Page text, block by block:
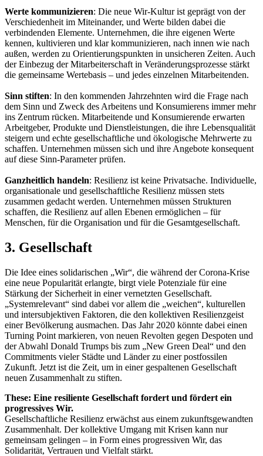
Werte kommunizieren: Die neue Wir-Kultur ist geprägt von der
Verschiedenheit im Miteinander, und Werte bilden dabei die
verbindenden Elemente. Unternehmen, die ihre eigenen Werte
kennen, kultivieren und klar kommunizieren, nach innen wie nach
außen, werden zu Orientierungspunkten in unsicheren Zeiten. Auch
der Einbezug der Mitarbeiterschaft in Veränderungsprozesse stärkt
die gemeinsame Wertebasis – und jedes einzelnen Mitarbeitenden.
Sinn stiften: In den kommenden Jahrzehnten wird die Frage nach
dem Sinn und Zweck des Arbeitens und Konsumierens immer mehr
ins Zentrum rücken. Mitarbeitende und Konsumierende erwarten
Arbeitgeber, Produkte und Dienstleistungen, die ihre Lebensqualität
steigern und echte gesellschaftliche und ökologische Mehrwerte zu
schaffen. Unternehmen müssen sich und ihre Angebote konsequent
auf diese Sinn-Parameter prüfen.
Ganzheitlich handeln: Resilienz ist keine Privatsache. Individuelle,
organisationale und gesellschaftliche Resilienz müssen stets
zusammen gedacht werden. Unternehmen müssen Strukturen
schaffen, die Resilienz auf allen Ebenen ermöglichen – für
Menschen, für die Organisation und für die Gesamtgesellschaft.
3. Gesellschaft
Die Idee eines solidarischen „Wir“, die während der Corona-Krise
eine neue Popularität erlangte, birgt viele Potenziale für eine
Stärkung der Sicherheit in einer vernetzten Gesellschaft.
„Systemrelevant“ sind dabei vor allem die „weichen“, kulturellen
und intersubjektiven Faktoren, die den kollektiven Resilienzgeist
einer Bevölkerung ausmachen. Das Jahr 2020 könnte dabei einen
Turning Point markieren, von neuen Revolten gegen Despoten und
der Abwahl Donald Trumps bis zum „New Green Deal“ und den
Commitments vieler Städte und Länder zu einer postfossilen
Zukunft. Jetzt ist die Zeit, um in einer gespaltenen Gesellschaft
neuen Zusammenhalt zu stiften.
These: Eine resiliente Gesellschaft fordert und fördert ein
progressives Wir.
Gesellschaftliche Resilienz erwächst aus einem zukunftsgewandten
Zusammenhalt. Der kollektive Umgang mit Krisen kann nur
gemeinsam gelingen – in Form eines progressiven Wir, das
Solidarität, Vertrauen und Vielfalt stärkt.